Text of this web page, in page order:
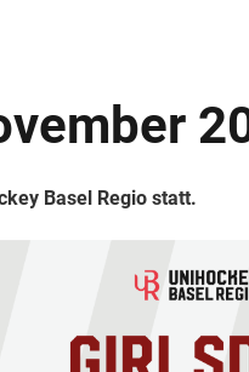
Basel Regio statt.